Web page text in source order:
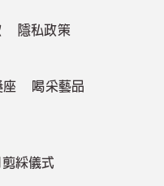
隱私政策
座
喝采藝品
綵儀式